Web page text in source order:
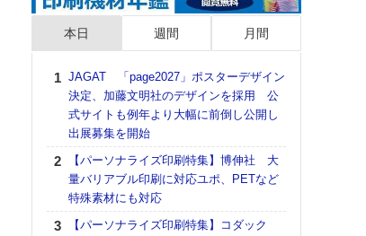
本日 週間 月間
JAGAT 「page2027」ポスターデザイン
決定、加藤文明社のデザインを採用 公
式サイトも例年より大幅に前倒し公開し
出展募集を開始
【パーソナライズ印刷特集】博伸社 大
量バリアブル印刷に対応ユポ、PETなど
特殊素材にも対応
【パーソナライズ印刷特集】コダック